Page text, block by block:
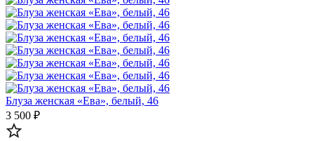
Блуза женская «Ева», белый, 46
3 500 ₽